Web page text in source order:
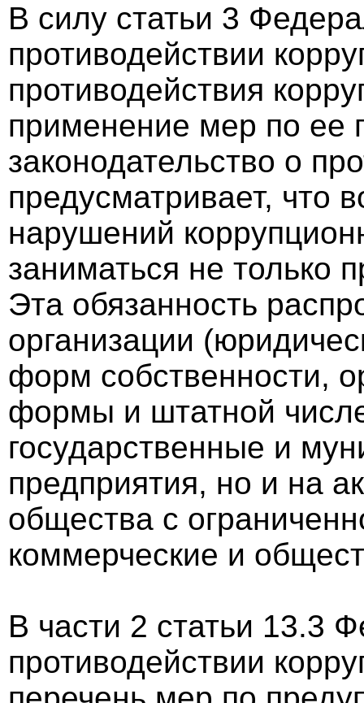
В силу статьи 3
противодействии
противодействия
применение мер по ее
законодательство о
предусматривает, что
нарушений
заниматься не только
Эта обязанность
организации
форм собственности,
формы и штатной
государственные и
предприятия, но и на
общества с
коммерческие и
В части 2 статьи 13.3
противодействии